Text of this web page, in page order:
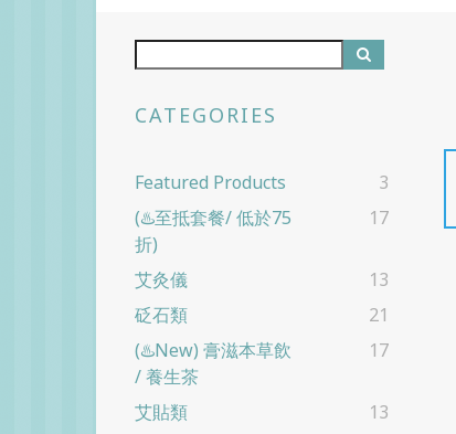
CATEGORIES
Featured Products
3
(♨️至抵套餐/ 低於75
折)
17
艾灸儀
13
砭石類
21
(♨️New) 膏滋本草飲
/ 養生茶
17
艾貼類
13